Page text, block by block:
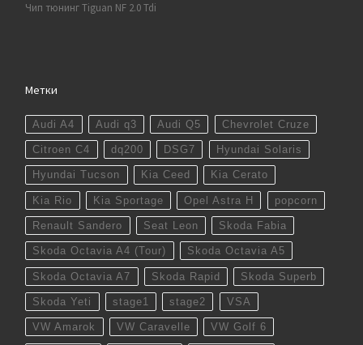
Чип тюнинг Tiguan NF 2.0 Tdi
Метки
Audi A4 Audi q3 Audi Q5 Chevrolet Cruze
Citroen C4 dq200 DSG7 Hyundai Solaris
Hyundai Tucson Kia Ceed Kia Cerato
Kia Rio Kia Sportage Opel Astra H popcorn
Renault Sandero Seat Leon Skoda Fabia
Skoda Octavia A4 (Tour) Skoda Octavia A5
Skoda Octavia A7 Skoda Rapid Skoda Superb
Skoda Yeti stage1 stage2 VSA
VW Amarok VW Caravelle VW Golf 6